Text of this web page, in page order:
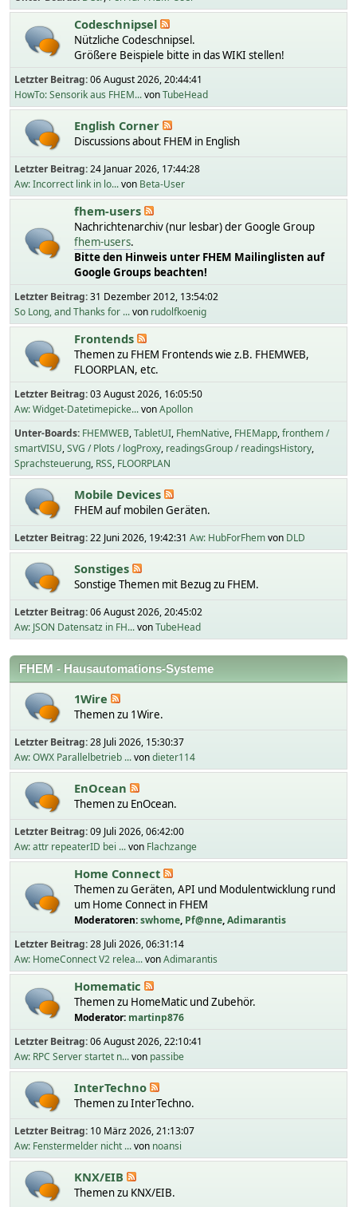
Codeschnipsel
Nützliche Codeschnipsel.
Größere Beispiele bitte in das WIKI stellen!
Letzter Beitrag:06 August 2026, 20:44:41
HowTo: Sensorik aus FHEM...vonTubeHead
English Corner
Discussions about FHEM in English
Letzter Beitrag:24 Januar 2026, 17:44:28
Aw: Incorrect link in lo...von Beta-User
fhem-users
Nachrichtenarchiv (nur lesbar) der Google Group
fhem-users.
Bitte den Hinweis unter FHEM Mailinglisten auf
Google Groups beachten!
Letzter Beitrag:31 Dezember 2012, 13:54:02
So Long, and Thanks for ...von rudolfkoenig
Frontends
Themen zu FHEM Frontends wie z.B. FHEMWEB,
FLOORPLAN, etc.
Letzter Beitrag:03 August 2026, 16:05:50
Aw: Widget-Datetimepicke...vonApollon
Unter-Boards FHEMWEB TabletUI FhemNative FHEMapp fronthem /
smartVISU SVG / Plots / logProxy readingsGroup / readingsHistory
Sprachsteuerung RSS FLOORPLAN
Mobile Devices
FHEM auf mobilen Geräten.
Letzter Beitrag:22 Juni 2026, 19:42:31 Aw: HubForFhemvon DLD
Sonstiges
Sonstige Themen mit Bezug zu FHEM.
Letzter Beitrag:06 August 2026, 20:45:02
Aw: JSON Datensatz in FH...vonTubeHead
FHEM - Hausautomations-Systeme
1Wire
Themen zu 1Wire.
Letzter Beitrag:28 Juli 2026, 15:30:37
Aw: OWX Parallelbetrieb ...vondieter114
EnOcean
Themen zu EnOcean.
Letzter Beitrag:09 Juli 2026, 06:42:00
Aw: attr repeaterID bei ...von Flachzange
Home Connect
Themen zu Geräten, API und Modulentwicklung rund
um Home Connect in FHEM
Moderatoren:swhome, Pf@nne,Adimarantis
Letzter Beitrag:28 Juli 2026, 06:31:14
Aw: HomeConnect V2 relea...vonAdimarantis
Homematic
Themen zu HomeMatic und Zubehör.
Moderator: martinp876
Letzter Beitrag:06 August 2026, 22:10:41
Aw: RPC Server startet n...von passibe
InterTechno
Themen zu InterTechno.
Letzter Beitrag: 10 März 2026, 21:13:07
Aw: Fenstermelder nicht ...von noansi
KNX/EIB
Themen zu KNX/EIB.